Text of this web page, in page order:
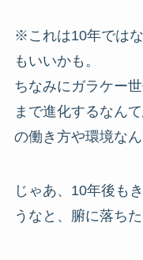
※これは10年では
もいいかも。
ちなみにガラケー
まで進化するなん
の働き方や環境な
じゃあ、10年後も
うなと、腑に落ちた